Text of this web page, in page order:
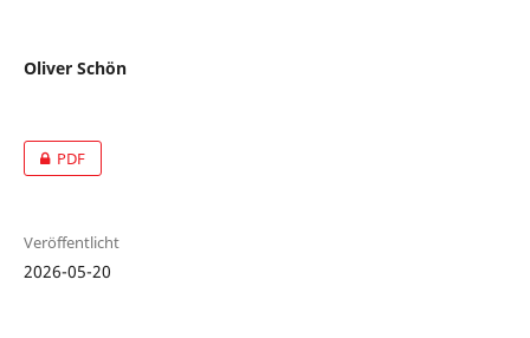
Oliver Schön
PDF
Veröffentlicht
2026-05-20